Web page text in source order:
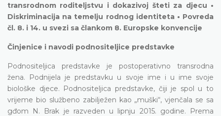
transrodnom roditeljstvu i dokazivoj šteti za djecu •
Diskriminacija na temelju rodnog identiteta • Povreda
čl. 8. i 14. u svezi sa člankom 8. Europske konvencije
Činjenice i navodi podnositeljice predstavke
Podnositeljica predstavke je postoperativno transrodna
žena. Podnijela je predstavku u svoje ime i u ime svoje
biološke djece. Podnositeljica predstavke, čiji je spol u to
vrijeme bio službeno zabilježen kao „muški“, vjenčala se sa
gđom N. Brak je razveden u lipnju 2015. godine. Prema